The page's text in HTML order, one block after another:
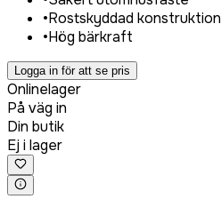
•Rostskyddad konstruktion
•Hög bärkraft
Logga in för att se pris
Onlinelager
På väg in
Din butik
Ej i lager